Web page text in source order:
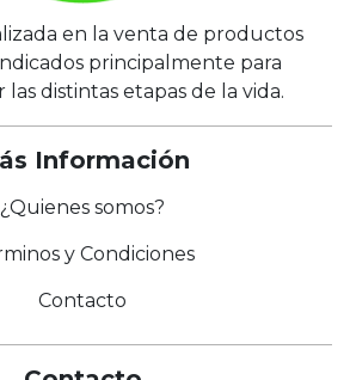
en la venta de productos
principalmente para
distintas etapas de la vida.
Información
¿Quienes somos?
y Condiciones
Contacto